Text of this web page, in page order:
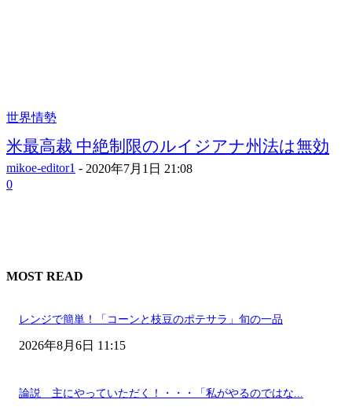
世界情勢
米最高裁 中絶制限のルイジアナ州法は無効
mikoe-editor1 - 2020年7月1日 21:08
0
MOST READ
レンジで簡単！「コーンと枝豆のポテサラ」旬の一品
2026年8月6日 11:15
論説 主にやっていただく！・・・「私がやるのではな...